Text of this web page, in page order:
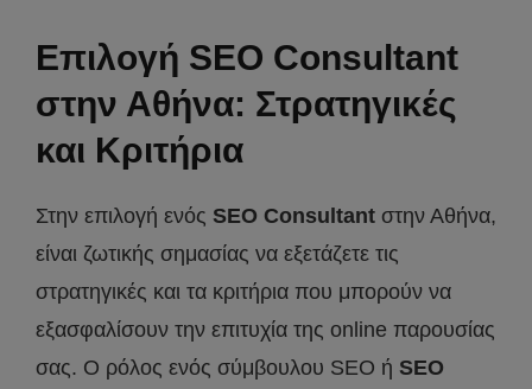
Επιλογή SEO Consultant
στην Αθήνα: Στρατηγικές
και Κριτήρια
Στην επιλογή ενός SEO Consultant στην Αθήνα,
είναι ζωτικής σημασίας να εξετάζετε τις
στρατηγικές και τα κριτήρια που μπορούν να
εξασφαλίσουν την επιτυχία της online παρουσίας
σας. Ο ρόλος ενός σύμβουλου SEO ή SEO